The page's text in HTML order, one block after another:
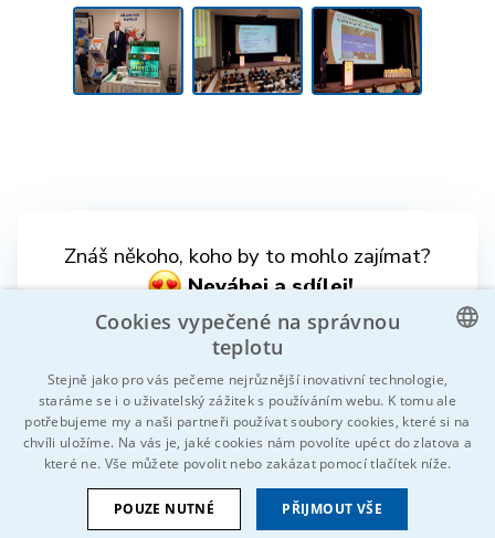
Znáš někoho, koho by to mohlo zajímat?
Neváhej a sdílej!
© 2026 Všechna práva vyhrazena IDEAL-Trade Service, spol. s
r.o.
CZECH
GERMAN
Cookies vypečené na správnou
teplotu
Stejně jako pro vás pečeme nejrůznější inovativní technologie,
staráme se i o uživatelský zážitek s používáním webu. K tomu ale
potřebujeme my a naši partneři používat soubory cookies, které si na
chvíli uložíme. Na vás je, jaké cookies nám povolíte upéct do zlatova a
které ne. Vše můžete povolit nebo zakázat pomocí tlačítek níže.
PŘIJMOUT VŠE
POUZE NUTNÉ